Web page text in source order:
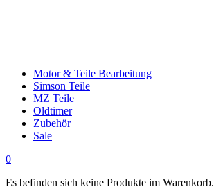
Motor & Teile Bearbeitung
Simson Teile
MZ Teile
Oldtimer
Zubehör
Sale
0
Es befinden sich keine Produkte im Warenkorb.